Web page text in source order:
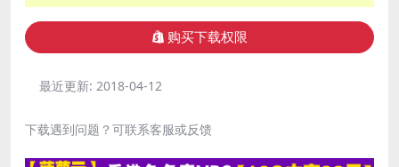
购买下载权限
最近更新: 2018-04-12
下载遇到问题？可联系客服或反馈